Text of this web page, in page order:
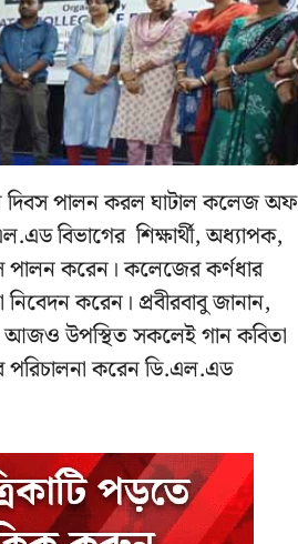
দিবস পালন করল ঘাটাল কলেজ অফ
বিভাগের শিক্ষার্থী, অধ্যাপক,
পালন করেন। কলেজের কর্ণধার
করেন। প্রবীরবাবু জানান,
আজও উপস্থিত সকলেই গান কবিতা
পরিচালনা করেন ডি.এল.এড